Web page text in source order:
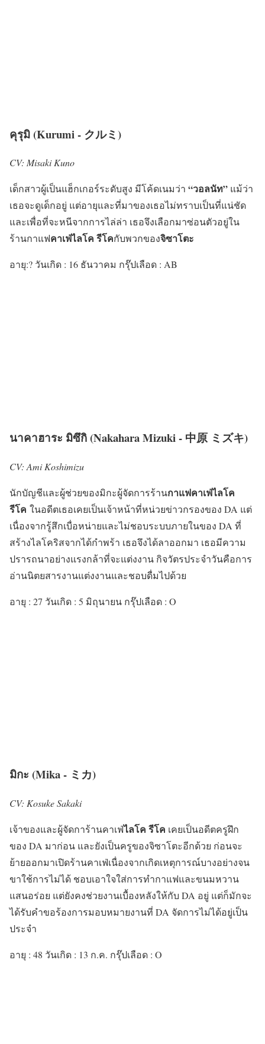
คุรุมิ (Kurumi - クルミ)
CV: Misaki Kuno
เด็กสาวผู้เป็นแฮ็กเกอร์ระดับสูง มีโค้ดเนมว่า “วอลนัท” แม้ว่า
เธอจะดูเด็กอยู่ แต่อายุและที่มาของเธอไม่ทราบเป็นที่แน่ชัด
และเพื่อที่จะหนีจากการไล่ล่า เธอจึงเลือกมาซ่อนตัวอยู่ใน
ร้านกาแฟคาเฟ่ไลโค รีโคกับพวกของจิซาโตะ
อายุ:? วันเกิด : 16 ธันวาคม กรุ๊ปเลือด : AB
นาคาฮาระ มิซึกิ (Nakahara Mizuki - 中原 ミズキ)
CV: Ami Koshimizu
นักบัญชีและผู้ช่วยของมิกะผู้จัดการร้านกาแฟคาเฟ่ไลโค
รีโค ในอดีตเธอเคยเป็นเจ้าหน้าที่หน่วยข่าวกรองของ DA แต่
เนื่องจากรู้สึกเบื่อหน่ายและไม่ชอบระบบภายในของ DA ที่
สร้างไลโคริสจากได้กำพร้า เธอจึงได้ลาออกมา เธอมีความ
ปรารถนาอย่างแรงกล้าที่จะแต่งงาน กิจวัตรประจำวันคือการ
อ่านนิตยสารงานแต่งงานและชอบดื่มไปด้วย
อายุ : 27 วันเกิด : 5 มิถุนายน กรุ๊ปเลือด : O
มิกะ (Mika - ミカ)
CV: Kosuke Sakaki
เจ้าของและผู้จัดการ้านคาเฟ่ไลโค รีโค เคยเป็นอดีตครูฝึก
ของ DA มาก่อน และยังเป็นครูของจิซาโตะอีกด้วย ก่อนจะ
ย้ายออกมาเปิดร้านคาเฟ่เนื่องจากเกิดเหตุการณ์บางอย่างจน
ขาใช้การไม่ได้ ชอบเอาใจใส่การทำกาแฟและขนมหวาน
แสนอร่อย แต่ยังคงช่วยงานเบื้องหลังให้กับ DA อยู่ แต่ก็มักจะ
ได้รับคำขอร้องการมอบหมายงานที่ DA จัดการไม่ได้อยู่เป็น
ประจำ
อายุ : 48 วันเกิด : 13 ก.ค. กรุ๊ปเลือด : O